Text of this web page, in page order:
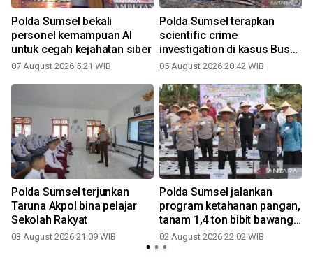
Polda Sumsel bekali
personel kemampuan AI
untuk cegah kejahatan siber
07 August 2026 5:21 WIB
Polda Sumsel terapkan
scientific crime
investigation di kasus Bus
ALS
05 August 2026 20:42 WIB
Polda Sumsel terjunkan
Taruna Akpol bina pelajar
Sekolah Rakyat
03 August 2026 21:09 WIB
Polda Sumsel jalankan
program ketahanan pangan,
tanam 1,4 ton bibit bawang
putih di Pagaralam
02 August 2026 22:02 WIB